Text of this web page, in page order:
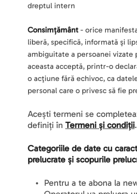
dreptul intern
Consimțământ - orice
liberă, specifică, informată şi
ambiguitate a persoanei vizate
aceasta acceptă, printr-o
o acţiune fără echivoc, ca
personal care o privesc să fie
Acești termeni se
definiți în Termeni și condiții.
Categoriile de date cu
prelucrate și scopurile
Pentru a te abona la